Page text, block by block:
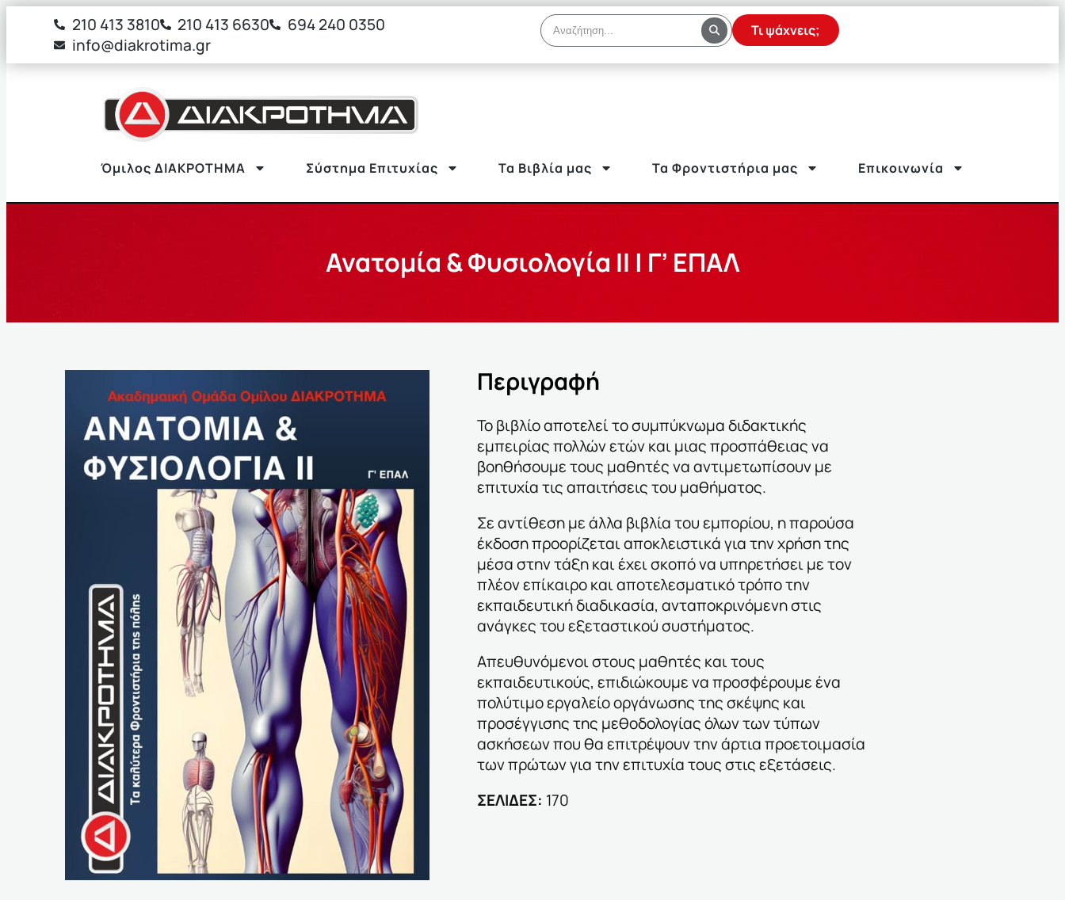
στο
περιεχόμενο210 413 3810 210 413 6630
694 240 0350
info@diakrotima.gr
Τι ψάχνεις;
Όμιλος ΔΙΑΚΡΟΤΗΜΑ Σύστημα Επιτυχίας Τα Βιβλία μας Τα Φροντιστήρια μας Επικοινωνία
Ανατομία & Φυσιολογία II | Γ’ ΕΠΑΛ
Περιγραφή
Το βιβλίο αποτελεί το συμπύκνωμα διδακτικής
εμπειρίας πολλών ετών και μιας προσπάθειας να
βοηθήσουμε τους μαθητές να αντιμετωπίσουν με
επιτυχία τις απαιτήσεις του μαθήματος.
Σε αντίθεση με άλλα βιβλία του εμπορίου, η παρούσα
έκδοση προορίζεται αποκλειστικά για την χρήση της
μέσα στην τάξη και έχει σκοπό να υπηρετήσει με τον
πλέον επίκαιρο και αποτελεσματικό τρόπο την
εκπαιδευτική διαδικασία, ανταποκρινόμενη στις
ανάγκες του εξεταστικού συστήματος.
Απευθυνόμενοι στους μαθητές και τους
εκπαιδευτικούς, επιδιώκουμε να προσφέρουμε ένα
πολύτιμο εργαλείο οργάνωσης της σκέψης και
προσέγγισης της μεθοδολογίας όλων των τύπων
ασκήσεων που θα επιτρέψουν την άρτια προετοιμασία
των πρώτων για την επιτυχία τους στις εξετάσεις.
ΣΕΛΙΔΕΣ: 170